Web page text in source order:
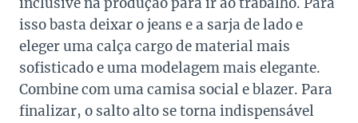
isso basta deixar o jeans e a sarja de lado e
eleger uma calça cargo de material mais
sofisticado e uma modelagem mais elegante.
Combine com uma camisa social e blazer. Para
finalizar, o salto alto se torna indispensável